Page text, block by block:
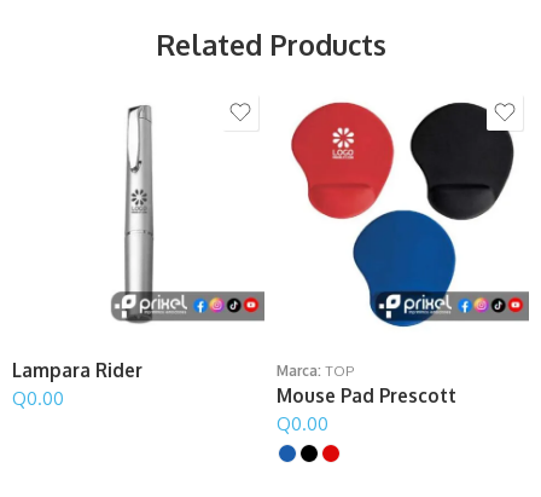
Related Products
Lampara Rider
Q0.00
Marca: TOP
Mouse Pad Prescott
Q0.00